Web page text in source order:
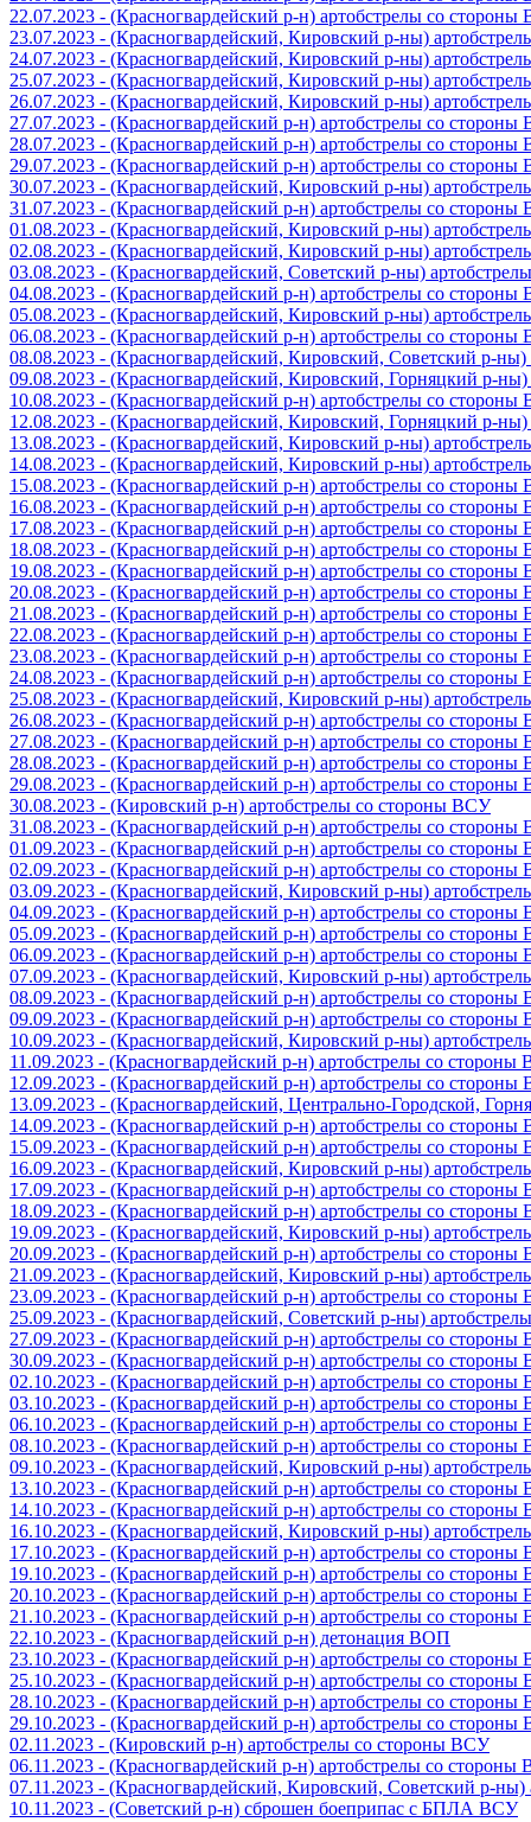
22.07.2023 - (Красногвардейский р-н) артобстрелы со
23.07.2023 - (Красногвардейский, Кировский р-ны)
24.07.2023 - (Красногвардейский, Кировский р-ны)
25.07.2023 - (Красногвардейский, Кировский р-ны)
26.07.2023 - (Красногвардейский, Кировский р-ны)
27.07.2023 - (Красногвардейский р-н) артобстрелы со
28.07.2023 - (Красногвардейский р-н) артобстрелы со
29.07.2023 - (Красногвардейский р-н) артобстрелы со
30.07.2023 - (Красногвардейский, Кировский р-ны)
31.07.2023 - (Красногвардейский р-н) артобстрелы со
01.08.2023 - (Красногвардейский, Кировский р-ны)
02.08.2023 - (Красногвардейский, Кировский р-ны)
03.08.2023 - (Красногвардейский, Советский р-ны)
04.08.2023 - (Красногвардейский р-н) артобстрелы со
05.08.2023 - (Красногвардейский, Кировский р-ны)
06.08.2023 - (Красногвардейский р-н) артобстрелы со
08.08.2023 - (Красногвардейский, Кировский, Советский р-
09.08.2023 - (Красногвардейский, Кировский, Горняцкий р-
10.08.2023 - (Красногвардейский р-н) артобстрелы со
12.08.2023 - (Красногвардейский, Кировский, Горняцкий р-
13.08.2023 - (Красногвардейский, Кировский р-ны)
14.08.2023 - (Красногвардейский, Кировский р-ны)
15.08.2023 - (Красногвардейский р-н) артобстрелы со
16.08.2023 - (Красногвардейский р-н) артобстрелы со
17.08.2023 - (Красногвардейский р-н) артобстрелы со
18.08.2023 - (Красногвардейский р-н) артобстрелы со
19.08.2023 - (Красногвардейский р-н) артобстрелы со
20.08.2023 - (Красногвардейский р-н) артобстрелы со
21.08.2023 - (Красногвардейский р-н) артобстрелы со
22.08.2023 - (Красногвардейский р-н) артобстрелы со
23.08.2023 - (Красногвардейский р-н) артобстрелы со
24.08.2023 - (Красногвардейский р-н) артобстрелы со
25.08.2023 - (Красногвардейский, Кировский р-ны)
26.08.2023 - (Красногвардейский р-н) артобстрелы со
27.08.2023 - (Красногвардейский р-н) артобстрелы со
28.08.2023 - (Красногвардейский р-н) артобстрелы со
29.08.2023 - (Красногвардейский р-н) артобстрелы со
30.08.2023 - (Кировский р-н) артобстрелы со стороны ВСУ
31.08.2023 - (Красногвардейский р-н) артобстрелы со
01.09.2023 - (Красногвардейский р-н) артобстрелы со
02.09.2023 - (Красногвардейский р-н) артобстрелы со
03.09.2023 - (Красногвардейский, Кировский р-ны)
04.09.2023 - (Красногвардейский р-н) артобстрелы со
05.09.2023 - (Красногвардейский р-н) артобстрелы со
06.09.2023 - (Красногвардейский р-н) артобстрелы со
07.09.2023 - (Красногвардейский, Кировский р-ны)
08.09.2023 - (Красногвардейский р-н) артобстрелы со
09.09.2023 - (Красногвардейский р-н) артобстрелы со
10.09.2023 - (Красногвардейский, Кировский р-ны)
11.09.2023 - (Красногвардейский р-н) артобстрелы со стороны
12.09.2023 - (Красногвардейский р-н) артобстрелы со
13.09.2023 - (Красногвардейский, Центрально-Городской,
14.09.2023 - (Красногвардейский р-н) артобстрелы со
15.09.2023 - (Красногвардейский р-н) артобстрелы со
16.09.2023 - (Красногвардейский, Кировский р-ны)
17.09.2023 - (Красногвардейский р-н) артобстрелы со
18.09.2023 - (Красногвардейский р-н) артобстрелы со
19.09.2023 - (Красногвардейский, Кировский р-ны)
20.09.2023 - (Красногвардейский р-н) артобстрелы со
21.09.2023 - (Красногвардейский, Кировский р-ны)
23.09.2023 - (Красногвардейский р-н) артобстрелы со
25.09.2023 - (Красногвардейский, Советский р-ны)
27.09.2023 - (Красногвардейский р-н) артобстрелы со
30.09.2023 - (Красногвардейский р-н) артобстрелы со
02.10.2023 - (Красногвардейский р-н) артобстрелы со
03.10.2023 - (Красногвардейский р-н) артобстрелы со
06.10.2023 - (Красногвардейский р-н) артобстрелы со
08.10.2023 - (Красногвардейский р-н) артобстрелы со
09.10.2023 - (Красногвардейский, Кировский р-ны)
13.10.2023 - (Красногвардейский р-н) артобстрелы со
14.10.2023 - (Красногвардейский р-н) артобстрелы со
16.10.2023 - (Красногвардейский, Кировский р-ны)
17.10.2023 - (Красногвардейский р-н) артобстрелы со
19.10.2023 - (Красногвардейский р-н) артобстрелы со
20.10.2023 - (Красногвардейский р-н) артобстрелы со
21.10.2023 - (Красногвардейский р-н) артобстрелы со
22.10.2023 - (Красногвардейский р-н) детонация ВОП
23.10.2023 - (Красногвардейский р-н) артобстрелы со
25.10.2023 - (Красногвардейский р-н) артобстрелы со
28.10.2023 - (Красногвардейский р-н) артобстрелы со
29.10.2023 - (Красногвардейский р-н) артобстрелы со
02.11.2023 - (Кировский р-н) артобстрелы со стороны ВСУ
06.11.2023 - (Красногвардейский р-н) артобстрелы со стороны
07.11.2023 - (Красногвардейский, Кировский, Советский р-
10.11.2023 - (Советский р-н) сброшен боеприпас с БПЛА ВСУ